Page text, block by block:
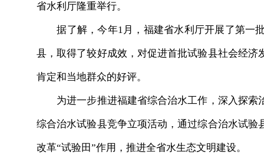
省水利厅隆重举行。
据了解，今年1月，福建省水利厅开展了第一
县，取得了较好成效，对促进首批试验县社会经
肯定和当地群众的好评。
为进一步推进福建省综合治水工作，深入探索
综合治水试验县竞争立项活动，通过综合治水试
改革“试验田”作用，推进全省水生态文明建设。